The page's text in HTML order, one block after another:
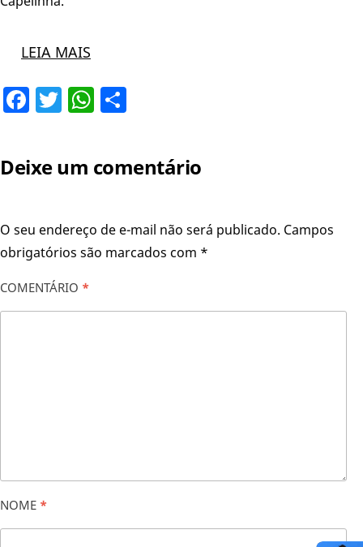
LEIA MAIS
Facebook
TwitterWhatsApp
Deixe um comentário
O seu endereço de e-mail não será publicado. Campos
obrigatórios são marcados com *
COMENTÁRIO *
NOME *